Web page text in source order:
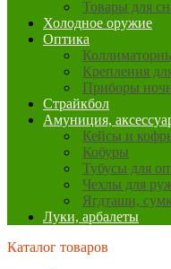
Товары для
Холодное оружие
Оптика
Крепления
Приборы
Страйкбол
Амуниция,
Кейсы и
Кобуры
Тубусы для
Чехлы для
Ягдташи,
Луки, арбалеты
Каталог товаров